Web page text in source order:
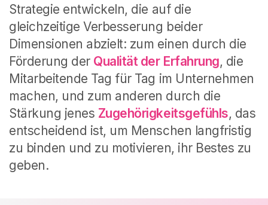
Strategie entwickeln, die auf die
gleichzeitige Verbesserung beider
Dimensionen abzielt: zum einen durch die
Förderung der Qualität der Erfahrung, die
Mitarbeitende Tag für Tag im Unternehmen
machen, und zum anderen durch die
Stärkung jenes Zugehörigkeitsgefühls, das
entscheidend ist, um Menschen langfristig
zu binden und zu motivieren, ihr Bestes zu
geben.